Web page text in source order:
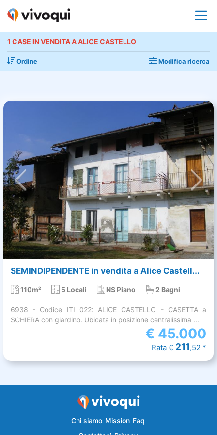
1 CASE IN VENDITA A ALICE CASTELLO
Ordine Modifica ricerca
SEMINDIPENDENTE in vendita a Alice Castell...
110m² 5 Locali NS Piano 2 Bagni
6938 - Codice ITI 022: ALICE CASTELLO - CASETTA a
SCHIERA con giardino. Ubicata in posizione centralissima ...
€ 45.000
Rata € 211,52 *
Chi siamo Mission Faq